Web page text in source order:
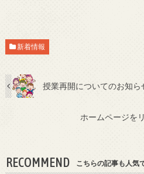
新着情報
授業再開についてのお知ら
ホームページを
RECOMMEND こちらの記事も人気